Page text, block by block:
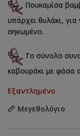
Πουκαμίσα
υπάρχει θυλάκι, για
σηκωμένο.
Το σύνολο
καβουράκι με φάσα
Εξαντλημένο
Μεγεθολόγιο